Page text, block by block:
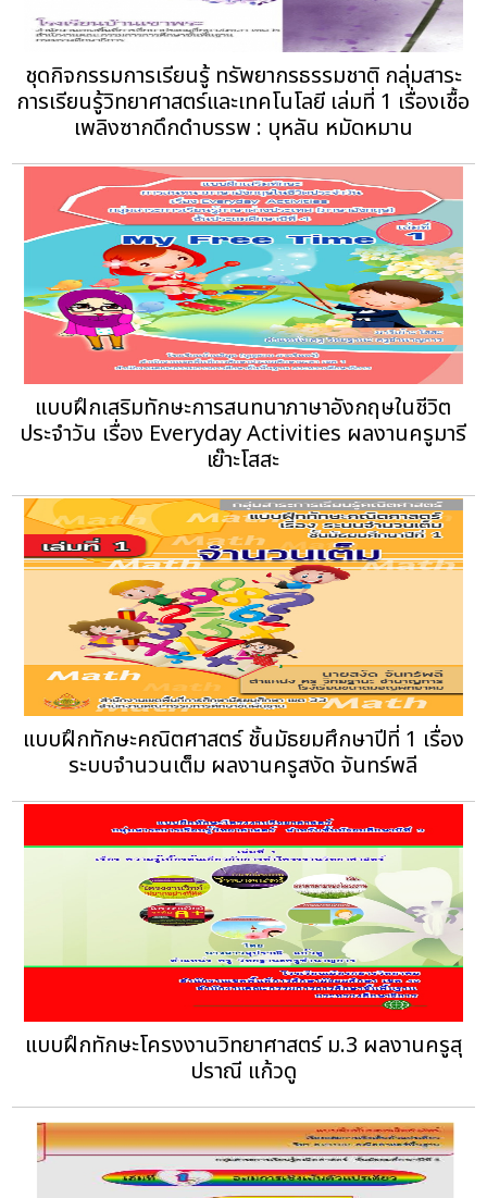
ชุดกิจกรรมการเรียนรู้ ทรัพยากรธรรมชาติ กลุ่มสาระ
การเรียนรู้วิทยาศาสตร์และเทคโนโลยี เล่มที่ 1 เรื่องเชื้อ
เพลิงซากดึกดําบรรพ : บุหลัน หมัดหมาน
แบบฝึกเสริมทักษะการสนทนาภาษาอังกฤษในชีวิต
ประจำวัน เรื่อง Everyday Activities ผลงานครูมารี
เย๊าะโสสะ
แบบฝึกทักษะคณิตศาสตร์ ชั้นมัธยมศึกษาปีที่ 1 เรื่อง
ระบบจำนวนเต็ม ผลงานครูสงัด จันทร์พลี
แบบฝึกทักษะโครงงานวิทยาศาสตร์ ม.3 ผลงานครูสุ
ปราณี แก้วดู